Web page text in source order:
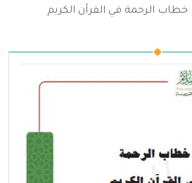
خطاب الرحمة في القرآن الكريم